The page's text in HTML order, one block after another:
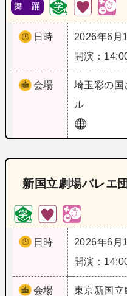
舞 踊
日時
2026年6月
開演：
会場 埼玉彩の国
ル
新国立劇場バレエ
日時
2026年6月
開演：
会場 東京新国立